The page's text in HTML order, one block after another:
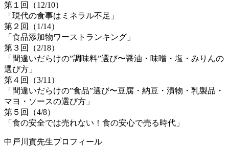
第１回（12/10）
「現代の食事はミネラル不足」
第２回（1/14）
「食品添加物ワーストランキング」
第３回（2/18）
「間違いだらけの”調味料”選び〜醤油・味噌・塩・みりんの
選び方」
第４回（3/11）
「間違いだらけの”食品”選び〜豆腐・納豆・漬物・乳製品・
マヨ・ソースの選び方」
第５回（4/8）
「食の安全では売れない！食の安心で売る時代」
中戸川貢先生プロフィール